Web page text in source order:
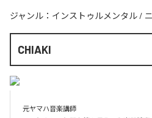
ジャンル： インストゥルメンタル /
CHIAKI
元ヤマハ音楽講師